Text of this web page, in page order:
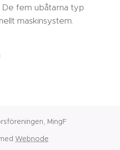
fem ubåtarna typ
maskinsystem.
MingF
Webnode